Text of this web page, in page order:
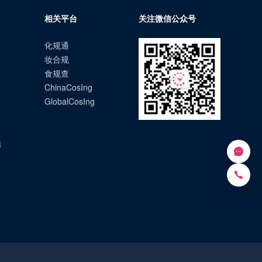
相关平台
化规通
妆合规
食规查
ChinaCosIng
GlobalCosIng
关注微信公众号